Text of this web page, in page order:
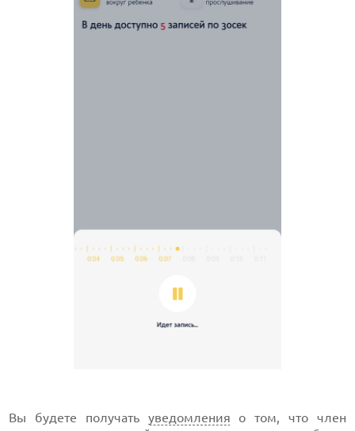
Вы будете получать уведомления о том, что член